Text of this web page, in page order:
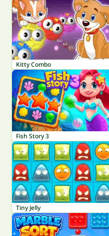
Kitty Combo
Fish Story 3
Tiny Jelly